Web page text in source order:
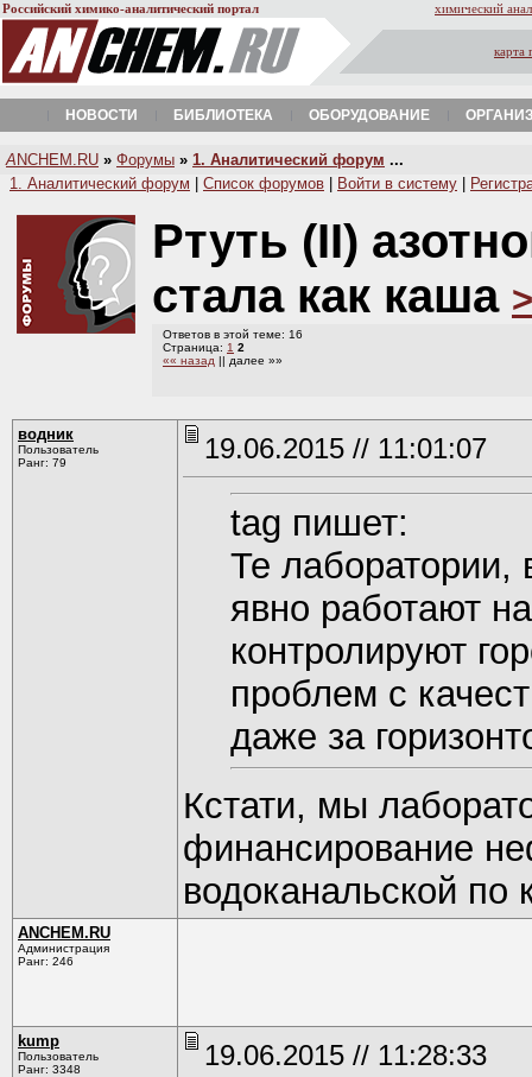
Российский химико-аналитический портал химический
карта
НОВОСТИ БИБЛИОТЕКА ОБОРУДОВАНИЕ
A NCHEM.RU » Форумы » 1. Аналитический форум ...
1. Аналитический форум
Список форумов Войти в систему
Ртуть (II)
стала как каша
Ответов в этой теме: 16
Страница: 1 2
«« назад || далее »»
водник
Пользователь
Ранг: 79
19.06.2015 // 11:01:07
tag пишет:
Те лаборатории,
явно работают
контролируют
проблем с
даже за
Кстати, мы
финансирование
водоканальской по
ANCHEM.RU
Администрация
Ранг: 246
kump
Пользователь
Ранг: 3348
19.06.2015 // 11:28:33